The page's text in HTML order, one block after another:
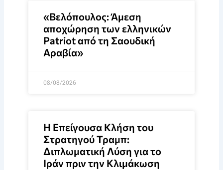
«Βελόπουλος: Άμεση
αποχώρηση των ελληνικών
Patriot από τη Σαουδική
Αραβία»
08/08/2026
Η Επείγουσα Κλήση του
Στρατηγού Τραμπ:
Διπλωματική Λύση για το
Ιράν πριν την Κλιμάκωση